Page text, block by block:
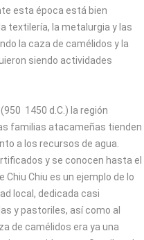
esta época está bien
textilería, la metalurgia y las
la caza de camélidos y la
siendo actividades
 1450 d.C.) la región
familias atacameñas tienden
a los recursos de agua.
y se conocen hasta el
Chiu Chiu es un ejemplo de lo
local, dedicada casi
y pastoriles, así como al
de camélidos era ya una